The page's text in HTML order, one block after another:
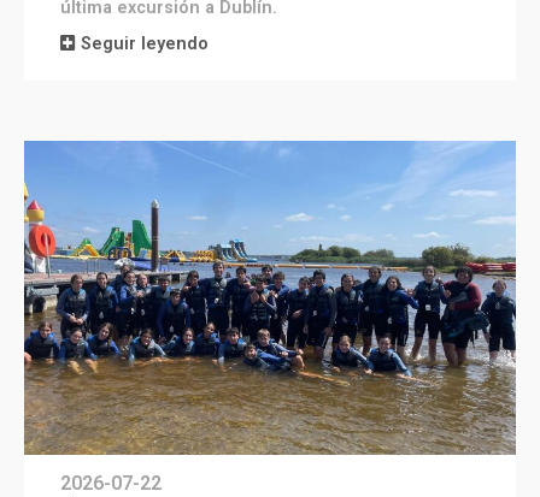
última excursión a Dublín.
Seguir leyendo
2026-07-22